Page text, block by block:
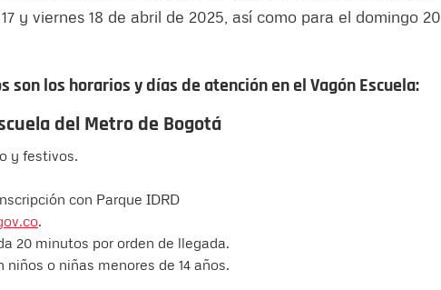
y viernes 18 de abril de 2025, así como para el domingo 20
son los horarios y días de atención en el Vagón Escuela:
del Metro de Bogotá
y festivos.
con Parque IDRD
.
20 minutos por orden de llegada.
o niñas menores de 14 años.